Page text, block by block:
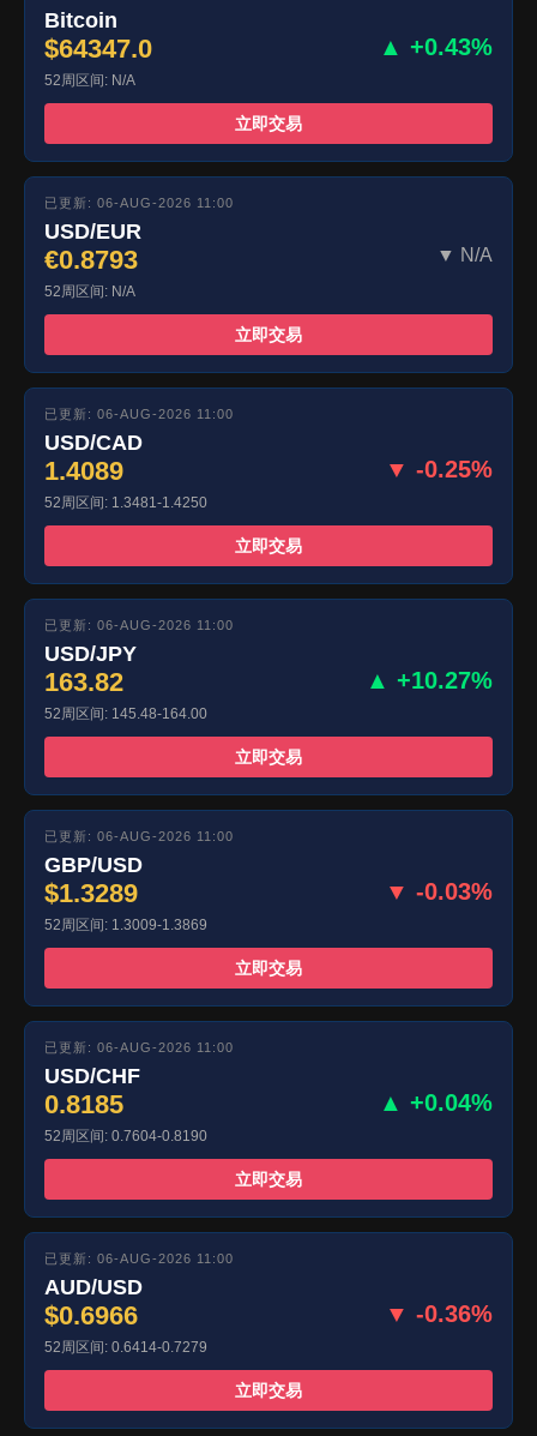
Bitcoin
$64347.0 ▲ +0.43%
52周区间: N/A
立即交易
已更新: 06-AUG-2026 11:00
USD/EUR
€0.8793 ▼ N/A
52周区间: N/A
立即交易
已更新: 06-AUG-2026 11:00
USD/CAD
1.4089 ▼ -0.25%
52周区间: 1.3481-1.4250
立即交易
已更新: 06-AUG-2026 11:00
USD/JPY
163.82 ▲ +10.27%
52周区间: 145.48-164.00
立即交易
已更新: 06-AUG-2026 11:00
GBP/USD
$1.3289 ▼ -0.03%
52周区间: 1.3009-1.3869
立即交易
已更新: 06-AUG-2026 11:00
USD/CHF
0.8185 ▲ +0.04%
52周区间: 0.7604-0.8190
立即交易
已更新: 06-AUG-2026 11:00
AUD/USD
$0.6966 ▼ -0.36%
52周区间: 0.6414-0.7279
立即交易